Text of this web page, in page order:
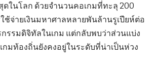
ในโลก ด้วยจำนวนคอเกมที่ทะลุ 200
ช้จ่ายเงินมหาศาลหลายพันล้านรูเปียห์ต่อ
รรมดิจิทัลในเกม แต่กลับพบว่าส่วนแบ่ง
มท้องถิ่นยังคงอยู่ในระดับที่น่าเป็นห่วง